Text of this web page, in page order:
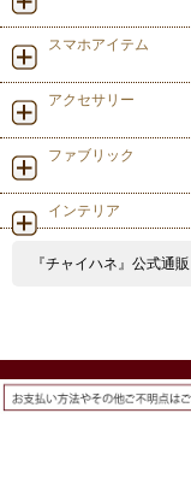
スマホアイテム
アクセサリー
ファブリック
インテリア
『チャイハネ』公式通販